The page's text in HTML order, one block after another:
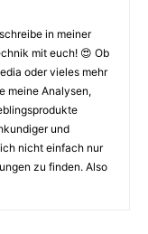
in meiner
mit euch! 😍 Ob
oder vieles mehr
meine Analysen,
und
nicht einfach nur
zu finden. Also